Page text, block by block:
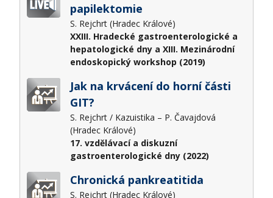
papilektomie
S. Rejchrt (Hradec Králové)
XXIII. Hradecké gastroenterologické a
hepatologické dny a XIII. Mezinárodní
endoskopický workshop (2019)
Jak na krvácení do horní části
GIT?
S. Rejchrt / Kazuistika – P. Čavajdová
(Hradec Králové)
17. vzdělávací a diskuzní
gastroenterologické dny (2022)
Chronická pankreatitida
S. Rejchrt (Hradec Králové)